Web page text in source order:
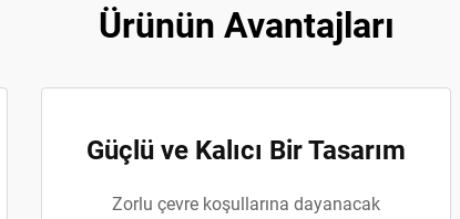
Ürünün Avantajları
Güçlü ve Kalıcı Bir Tasarım
Zorlu çevre koşullarına dayanacak